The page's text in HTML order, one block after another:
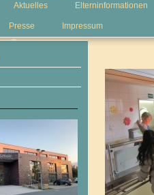
Aktuelles Elterninformationen
Presse Impressum